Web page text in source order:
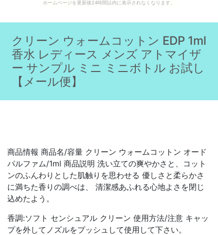
ホームページを更新後24時間以内に表示されなくなります。
クリーン ウォームコットン EDP 1ml
香水 レディース メンズ アトマイザ
ー サンプル ミニ ミニボトル お試し
【メール便】
商品情報 商品名/容量 クリーン ウォームコットン オード
パルファム/1ml 商品説明 洗い立ての爽やかさと、コット
ンのふんわりとした肌触りを思わせる 優しさと柔らかさ
に満ちた香りの調べは、 清潔感あふれる心地よさを閉じ
込めたよう。
香調:ソフト センシュアル クリーン 使用方法/注意 キャッ
プを外してノズルをプッシュして使用して下さい。